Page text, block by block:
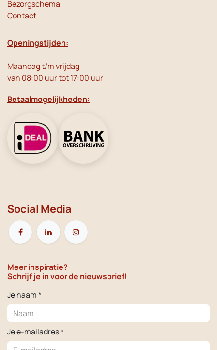
Bezorgschema
Contact
Openingstijden:
Maandag t/m vrijdag
van 08:00 uur tot 17:00 uur
Betaalmogelijkheden:
Social Media
Meer inspiratie?
Schrijf je in voor de nieuwsbrief!
Je naam *
Je e-mailadres *